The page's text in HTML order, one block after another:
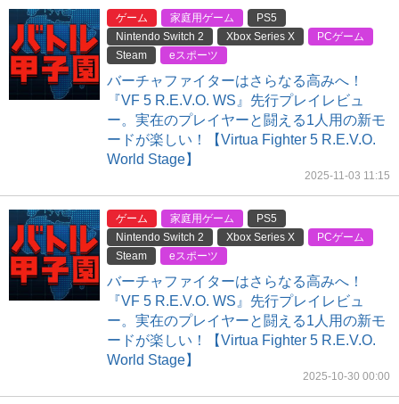
ゲーム 家庭用ゲーム
PS5
Nintendo Switch 2
Xbox Series X
PCゲーム
Steam
eスポーツ
バーチャファイターはさらなる高みへ！
『VF 5 R.E.V.O. WS』先行プレイレビュ
ー。実在のプレイヤーと闘える1人用の新モ
ードが楽しい！【Virtua Fighter 5 R.E.V.O.
World Stage】
2025-11-03 11:15
ゲーム 家庭用ゲーム
PS5
Nintendo Switch 2
Xbox Series X
PCゲーム
Steam
eスポーツ
バーチャファイターはさらなる高みへ！
『VF 5 R.E.V.O. WS』先行プレイレビュ
ー。実在のプレイヤーと闘える1人用の新モ
ードが楽しい！【Virtua Fighter 5 R.E.V.O.
World Stage】
2025-10-30 00:00